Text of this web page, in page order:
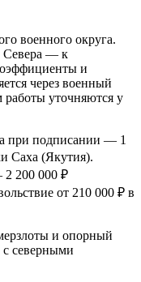
военного округа.
Севера — к
и
через военный
уточняются у
при подписании — 1
Саха (Якутия).
2 200 000 ₽
от 210 000 ₽ в
и опорный
с северными